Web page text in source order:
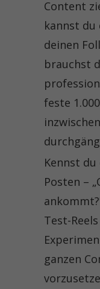
Content
kannst du
deinen
brauchst
feste
Kennst
Posten –
Test-
ganzen